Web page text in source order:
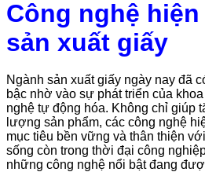
Công nghệ
sản xuất giấy
Ngành sản xuất giấy ngày nay đã
bậc nhờ vào sự phát triển của
nghệ tự động hóa. Không chỉ giúp
lượng sản phẩm, các công nghệ
mục tiêu bền vững và thân thiện
sống còn trong thời đại công
những công nghệ nổi bật đang